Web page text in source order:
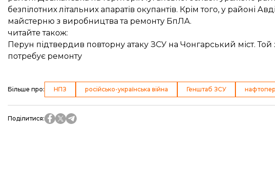
безпілотних літальних апаратів окупантів. Крім того, у районі
майстерню з виробництва та ремонту БпЛА.
читайте також:
Перун підтвердив повторну атаку ЗСУ на Чонгарський міст.
потребує ремонту
Більше про: НПЗ російсько-українська війна Генштаб ЗСУ
Поділитися: